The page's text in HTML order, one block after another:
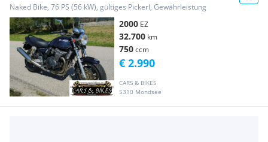
Naked Bike, 76 PS (56 kW), gültiges Pickerl, Gewährleistung
2000 EZ
32.700 km
750ccm
CARS & BIKES
5310 Mondsee
€ 2.990